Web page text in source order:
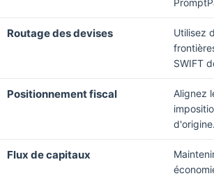
Routage des devises
Utilisez
SWIFT
Positionnement fiscal
Alignez
d'origine.
Flux de capitaux